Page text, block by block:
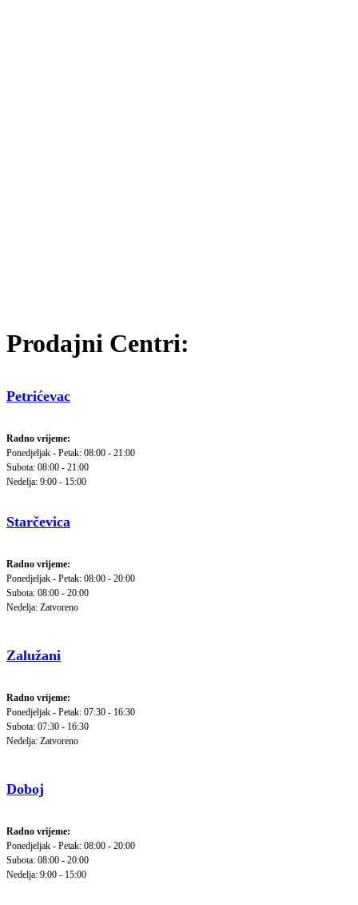
Prodajni Centri:
Petrićevac
Radno vrijeme:
Ponedjeljak - Petak: 08:00 - 21:00
Subota: 08:00 - 21:00
Nedelja: 9:00 - 15:00
Starčevica
Radno vrijeme:
Ponedjeljak - Petak: 08:00 - 20:00
Subota: 08:00 - 20:00
Nedelja: Zatvoreno
Zalužani
Radno vrijeme:
Ponedjeljak - Petak: 07:30 - 16:30
Subota: 07:30 - 16:30
Nedelja: Zatvoreno
Doboj
Radno vrijeme:
Ponedjeljak - Petak: 08:00 - 20:00
Subota: 08:00 - 20:00
Nedelja: 9:00 - 15:00